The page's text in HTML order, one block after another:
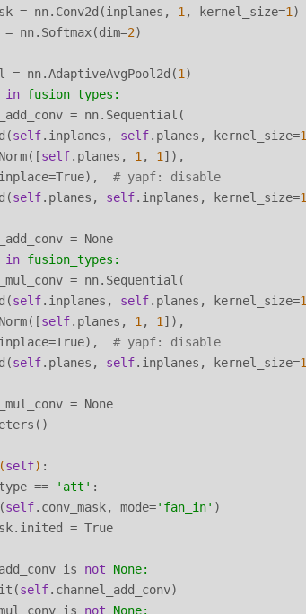
= nn.Conv2d(inplanes, 1 , kernel_size=1 )
nn.Softmax(dim=2)
= nn.AdaptiveAvgPool2d(1 )
in fusion_types:
= nn.Sequential(
self.inplanes, self.planes, kernel_size=1
self.planes, 1 , 1 ]),
# yapf: disable
self.planes, self.inplanes, kernel_size=1
= None
in fusion_types:
= nn.Sequential(
self.inplanes, self.planes, kernel_size=1
self.planes, 1 , 1 ]),
# yapf: disable
self.planes, self.inplanes, kernel_size=1
= None
(self) :
== 'att' :
self.conv_mask, mode='fan_in' )
= True
is not
None:
self.channel_add_conv)
is not None: